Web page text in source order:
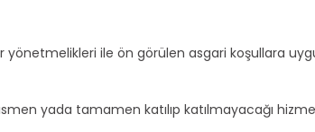
ile ön görülen asgari koşullara
yada tamamen katılıp katılmayacağı